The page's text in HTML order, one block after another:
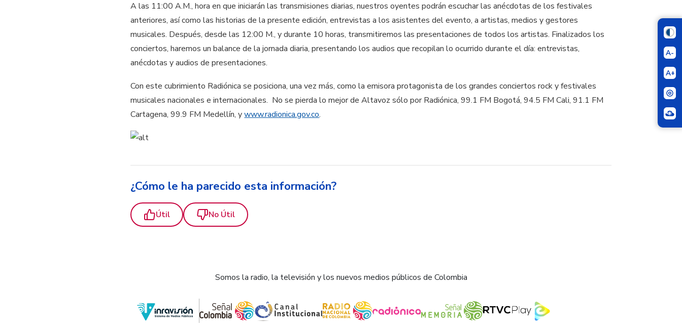
A-
A+
A las 11:00 A.M., hora en que iniciarán las transmisiones diarias, nuestros oyentes podrán escuchar las anécdotas de los festivales
anteriores, así como las historias de la presente edición, entrevistas a los asistentes del evento, a artistas, medios y gestores
musicales. Después, desde las 12:00 M., y durante 10 horas, transmitiremos las presentaciones de todos los artistas. Finalizados los
conciertos, haremos un balance de la jornada diaria, presentando los audios que recopilan lo ocurrido durante el día: entrevistas,
anécdotas y audios de presentaciones.
Con este cubrimiento Radiónica se posiciona, una vez más, como la emisora protagonista de los grandes conciertos rock y festivales
musicales nacionales e internacionales. No se pierda lo mejor de Altavoz sólo por Radiónica, 99.1 FM Bogotá, 94.5 FM Cali, 91.1 FM
Cartagena, 99.9 FM Medellín, ywww.radionica.gov.co.
¿Cómo le ha parecido esta información?
Útil No Útil
Somos la radio, la televisión y los nuevos medios públicos de Colombia